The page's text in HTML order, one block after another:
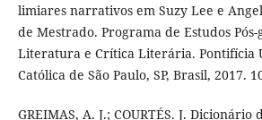
limiares narrativos em Suzy Lee e
de Mestrado. Programa de Estudos
Literatura e Crítica Literária. Pontifícia
Católica de São Paulo, SP, Brasil, 2017.
GREIMAS, A. J.; COURTÉS. J. Dicionário